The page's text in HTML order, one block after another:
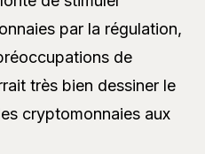
par la régulation,
de
très bien dessiner le
cryptomonnaies aux